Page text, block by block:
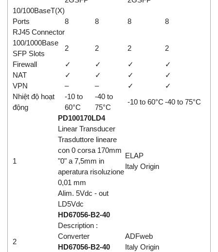
10/100BaseT(X)
Ports
RJ45 Connector
8 8 8 8
100/1000Base
SFP Slots
2 2 2
2
Firewall
✓ ✓ ✓
✓
NAT
✓ ✓ ✓
✓
VPN
– – ✓
✓
Nhiệt độ hoạt
động
-10 to
60°C
-40 to
75°C
-10 to 60°C -40 to 75°C
1
PD100170LD4
Linear Transducer
Trasduttore lineare
con 0 corsa 170mm
"0" a 7,5mm in
aperatura risoluzione
0,01 mm
Alim. 5Vdc - out
LD5Vdc
ELAP
Italy Origin
2
HD67056-B2-40
Description :
Converter
ADFweb
Italy Origin
HD67056-B2-40